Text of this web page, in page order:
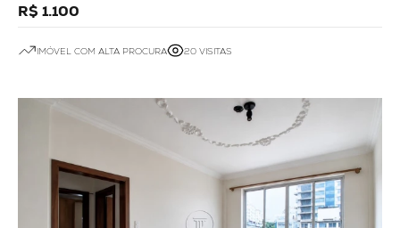
R$ 1.100
IMÓVEL COM ALTA PROCURA 20 VISITAS